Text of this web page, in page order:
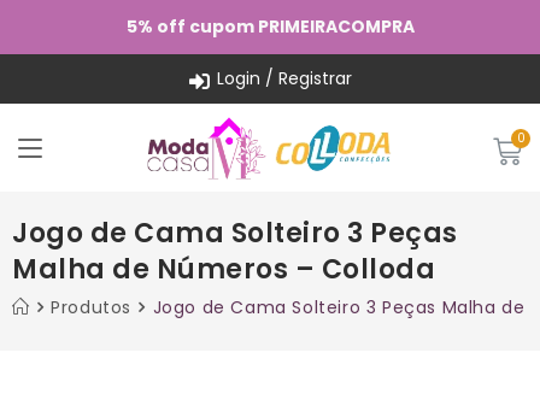
5% off cupom PRIMEIRACOMPRA
Login / Registrar
Jogo de Cama Solteiro 3 Peças
Malha de Números – Colloda
Produtos Jogo de Cama Solteiro 3 Peças Malha de